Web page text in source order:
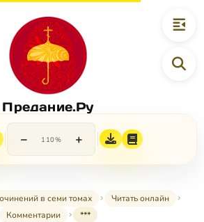
Предание.Ру
− 110% +
в семи томах
Читать онлайн
Комментарии
***